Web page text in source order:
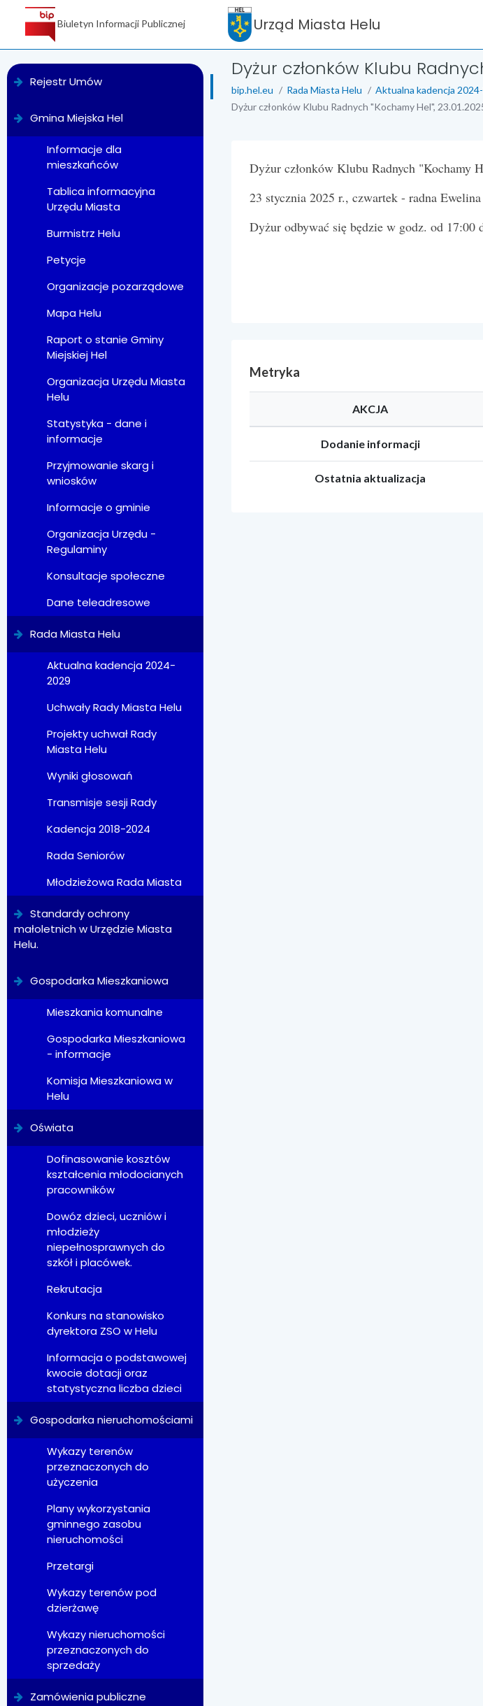
Biuletyn Informacji Publicznej
Rejestr Umów
Gmina Miejska Hel
Informacje dla
mieszkańców
Tablica informacyjna
Urzędu Miasta
Burmistrz Helu
Petycje
Organizacje pozarządowe
Mapa Helu
Raport o stanie Gminy
Miejskiej Hel
Organizacja Urzędu Miasta
Helu
Statystyka - dane i
informacje
Przyjmowanie skarg i
wniosków
Informacje o gminie
Organizacja Urzędu -
Regulaminy
Konsultacje społeczne
Dane teleadresowe
Rada Miasta Helu
Aktualna kadencja 2024-
2029
Uchwały Rady Miasta Helu
Projekty uchwał Rady
Miasta Helu
Wyniki głosowań
Transmisje sesji Rady
Kadencja 2018-2024
Rada Seniorów
Młodzieżowa Rada Miasta
Standardy ochrony
małoletnich w Urzędzie Miasta
Helu.
Gospodarka Mieszkaniowa
Mieszkania komunalne
Gospodarka Mieszkaniowa
- informacje
Komisja Mieszkaniowa w
Helu
Oświata
Dofinasowanie kosztów
kształcenia młodocianych
pracowników
Dowóz dzieci, uczniów i
młodzieży
niepełnosprawnych do
szkół i placówek.
Rekrutacja
Konkurs na stanowisko
dyrektora ZSO w Helu
Informacja o podstawowej
kwocie dotacji oraz
statystyczna liczba dzieci
Gospodarka nieruchomościami
Wykazy terenów
przeznaczonych do
użyczenia
Plany wykorzystania
gminnego zasobu
nieruchomości
Przetargi
Wykazy terenów pod
dzierżawę
Wykazy nieruchomości
przeznaczonych do
sprzedaży
Zamówienia publiczne
Urząd Miasta Helu
Dyżur członków Klubu
bip.hel.eu Rada Miasta Helu Aktualna kadencja
Dyżur członków Klubu Radnych "Kochamy Hel",
Dyżur członków Klubu Radnych "Kochamy
23 stycznia 2025 r., czwartek - radna
Dyżur odbywać się będzie w godz. od
Metryka
AKCJA
Dodanie informacji
Ostatnia aktualizacja